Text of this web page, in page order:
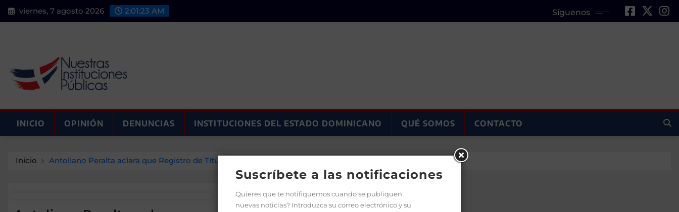
Saltar
al
viernes, 7 agosto 2026 2:01:23 AM Síguenos
INICIO OPINIÓN DENUNCIAS INSTITUCIONES DEL ESTADO DOMINICANO QUÉ SOMOS CONTACTO
Inicio Antoliano Peralta aclara que Registro de Títulos no pasará al Ministerio de Justicia
Suscríbete a las notificaciones
Quieres que te notifiquemos cuando se publiquen
nuevas noticias? Introduzca su correo electrónico y su